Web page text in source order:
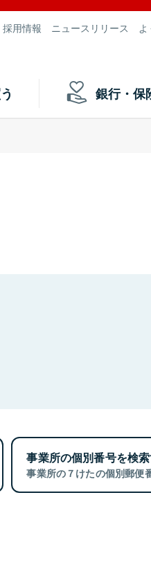
採用情報 ニュースリリース
銀行・保
事業所の個別番号を検
事業所の７けたの個別郵便